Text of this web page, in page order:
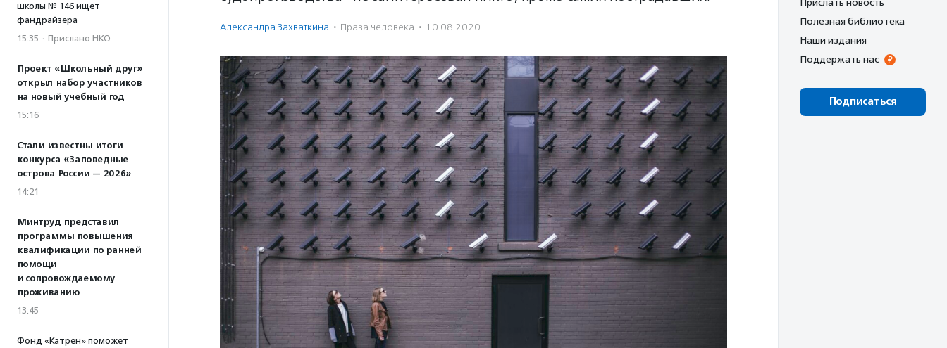
школы № 146 ищет
фандрайзера
15:35 · Прислано НКО
Проект «Школьный друг»
открыл набор участников
на новый учебный год
15:16
Стали известны итоги
конкурса «Заповедные
острова России — 2026»
14:21
Минтруд представил
программы повышения
квалификации по ранней
помощи
и сопровождаемому
проживанию
13:45
Фонд «Катрен» поможет
Александра Захваткина · Права человека · 10.08.2020
Полезная библиотека
Наши издания
Поддержать нас
Подписаться